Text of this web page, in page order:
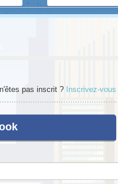
pas inscrit ? Inscrivez-vous